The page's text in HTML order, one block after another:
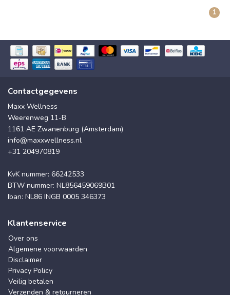
1
Contactgegevens
Maxx Wellness
Weerenweg 11-B
1161 AE Zwanenburg (Amsterdam)
info@maxxwellness.nl
+31 204970819
KvK nummer: 66242533
BTW nummer: NL856459069B01
Iban: NL86 INGB 0005 346373
Klantenservice
Over ons
Algemene voorwaarden
Disclaimer
Privacy Policy
Veilig betalen
Verzenden & retourneren